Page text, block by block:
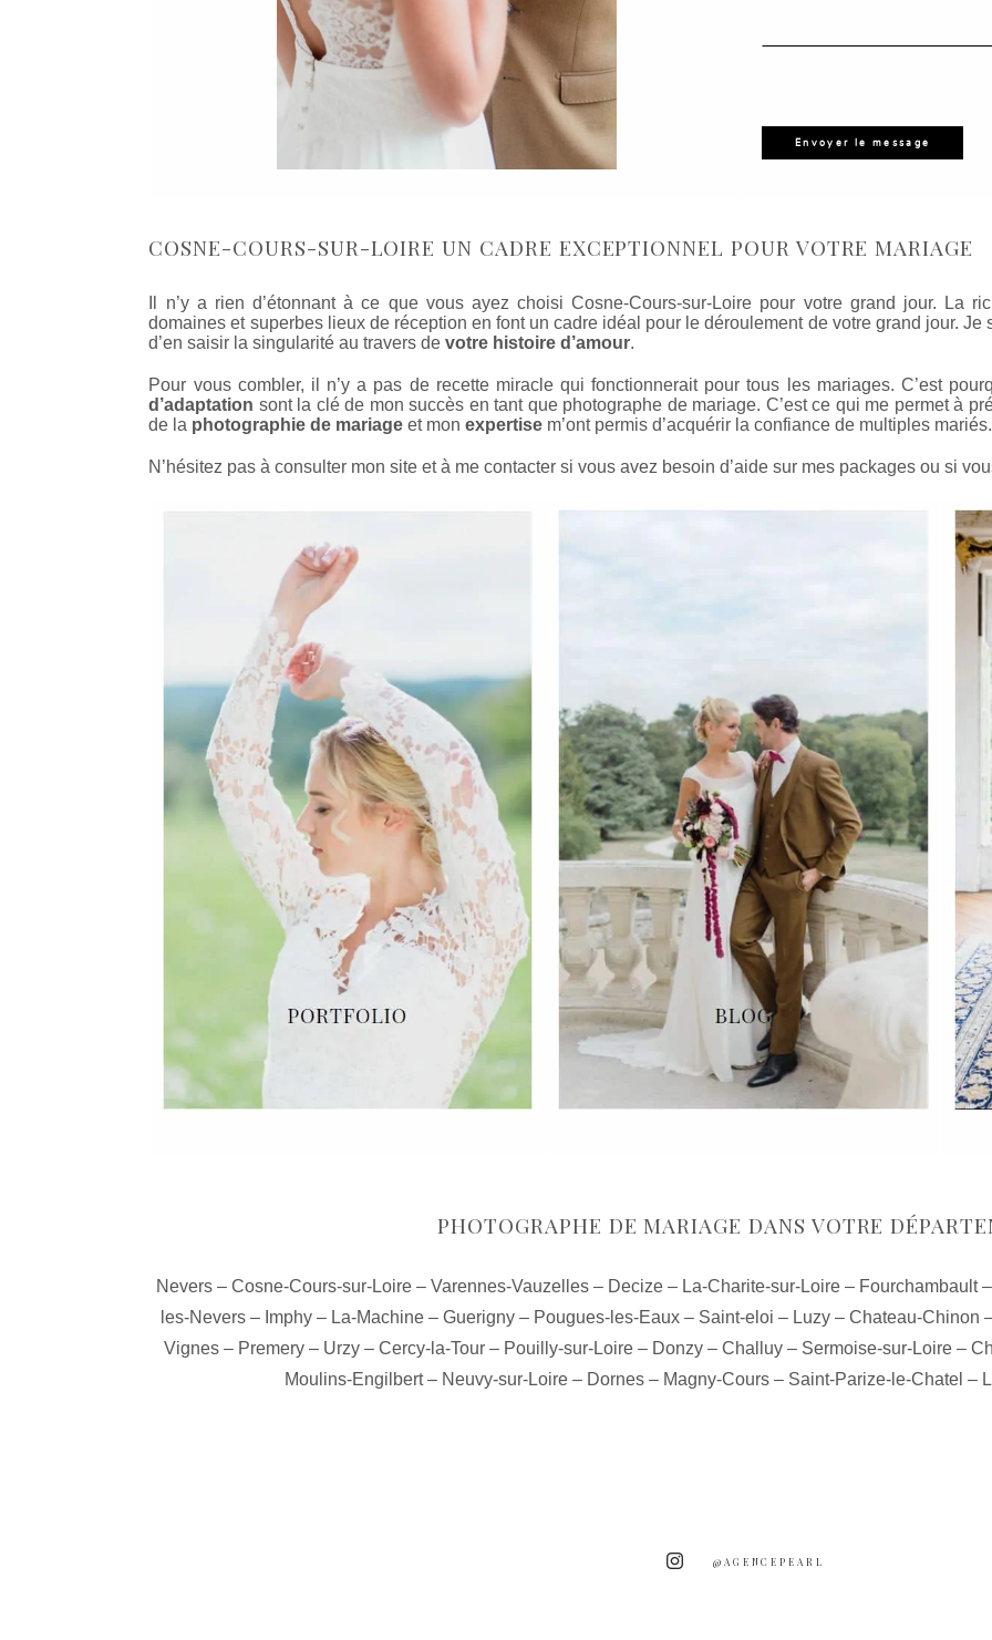
COSNE-COURS-SUR-LOIRE UN CADRE EXCEPTIONNEL POUR VOTRE MARIAGE
Il n’y a rien d’étonnant à ce que vous ayez choisi Cosne-Cours-sur-Loire pour votre grand jour. La
domaines et superbes lieux de réception en font un cadre idéal pour le déroulement de votre grand jour.
d’en saisir la singularité au travers devotre histoire d’amour.
Pour vous combler, il n’y a pas de recette miracle qui fonctionnerait pour tous les mariages. C’est
d’adaptation sont la clé de mon succès en tant que photographe de mariage. C’est ce qui me permet à
de la photographie de mariage et monexpertise m’ont permis d’acquérir la confiance de multiples
N’hésitez pas à consulter mon site et à me contacter si vous avez besoin d’aide sur mes packages ou si
PHOTOGRAPHE DE MARIAGE DANS VOTRE
Nevers – Cosne-Cours-sur-Loire – Varennes-Vauzelles – Decize – La-Charite-sur-Loire – Fourchambault–
les-Nevers – Imphy – La-Machine – Guerigny – Pougues-les-Eaux – Saint-eloi – Luzy – Chateau-Chinon
Vignes– Premery– Urzy– Cercy-la-Tour– Pouilly-sur-Loire– Donzy– Challuy– Sermoise-sur-Loire–
Moulins-Engilbert– Neuvy-sur-Loire – Dornes – Magny-Cours – Saint-Parize-le-Chatel –
@AGENCEPEARL